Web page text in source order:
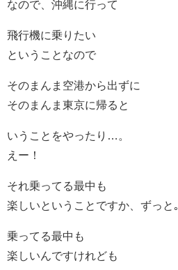
なので、沖縄に行って
飛行機に乗りたい
ということなので
そのまんま空港から出ずに
そのまんま東京に帰ると
いうことをやったり…。
えー！
それ乗ってる最中も
楽しいということですか、ずっと｡
乗ってる最中も
楽しいんですけれども